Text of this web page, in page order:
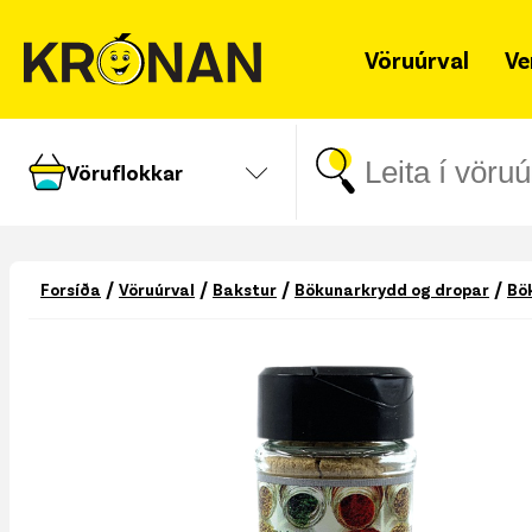
Vöruúrval
Vöruflokkar
Forsíða / Vöruúrval / Bakstur / Bökunarkrydd og dropar /